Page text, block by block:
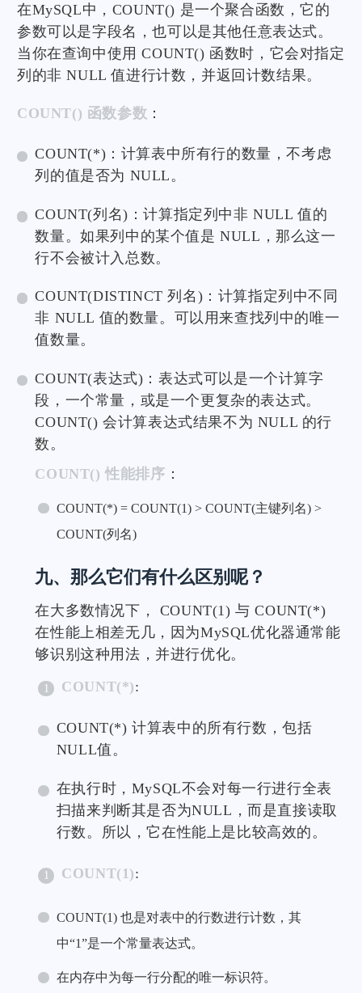
在MySQL中，COUNT() 是一个聚合函数，它的
参数可以是字段名，也可以是其他任意表达式。
当你在查询中使用 COUNT() 函数时，它会对指定
列的非 NULL 值进行计数，并返回计数结果。
COUNT() 函数参数 ：
COUNT(*)：计算表中所有行的数量，不考虑
列的值是否为 NULL。
COUNT(列名)：计算指定列中非 NULL 值的
数量。如果列中的某个值是 NULL，那么这一
行不会被计入总数。
COUNT(DISTINCT 列名)：计算指定列中不同
非 NULL 值的数量。可以用来查找列中的唯一
值数量。
COUNT(表达式)：表达式可以是一个计算字
段，一个常量，或是一个更复杂的表达式。
COUNT() 会计算表达式结果不为 NULL 的行
数。
COUNT() 性能排序 ：
COUNT(*) = COUNT(1) > COUNT(主键列名) >
COUNT(列名)
九、那么它们有什么区别呢？
在大多数情况下， COUNT(1) 与 COUNT(*)
在性能上相差无几，因为MySQL优化器通常能
够识别这种用法，并进行优化。
COUNT(*):
COUNT(*) 计算表中的所有行数，包括
NULL值。
在执行时，MySQL不会对每一行进行全表
扫描来判断其是否为NULL，而是直接读取
行数。所以，它在性能上是比较高效的。
COUNT(1):
COUNT(1) 也是对表中的行数进行计数，其
中“1”是一个常量表达式。
在内存中为每一行分配的唯一标识符。